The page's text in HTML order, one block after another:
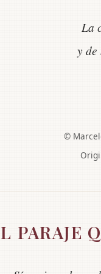
La
y de
©
PARAJE